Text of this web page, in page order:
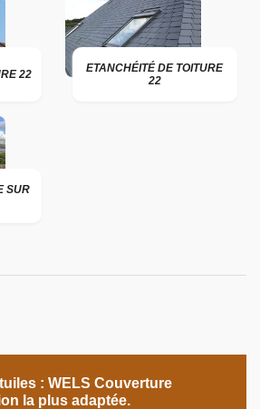
22
ETANCHÉITÉ DE TOITURE
22
SUR
: WELS Couverture
la plus adaptée.